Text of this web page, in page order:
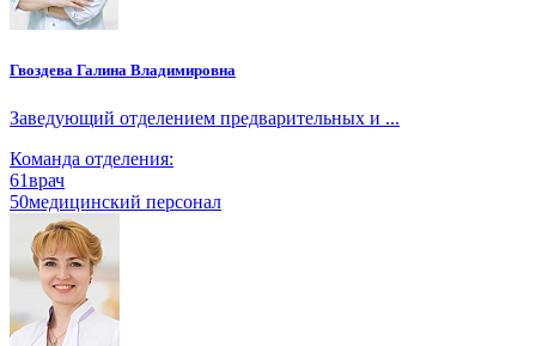
Гвоздева Галина Владимировна
Заведующий отделением предварительных и ...
Команда отделения:
61врач
50медицинский персонал